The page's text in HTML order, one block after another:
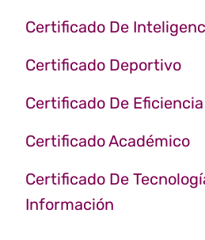
Certificado De
Certificado Deportivo
Certificado De
Certificado Académico
Certificado De
Información